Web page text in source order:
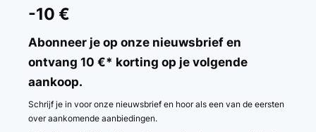
-10 €
Abonneer je op onze nieuwsbrief en
ontvang 10 €* korting op je volgende
aankoop.
Schrijf je in voor onze nieuwsbrief en hoor als een van de eersten
over aankomende aanbiedingen.